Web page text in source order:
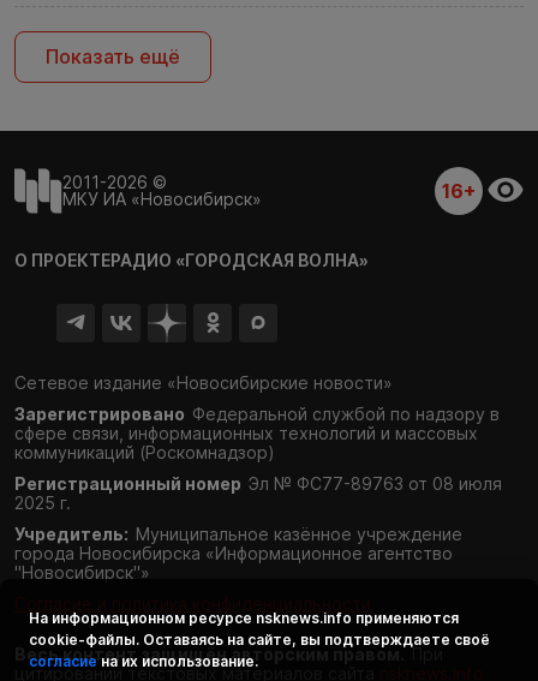
Показать ещё
2011-2026 ©
МКУ ИА «Новосибирск»
16+
О ПРОЕКТЕРАДИО «ГОРОДСКАЯ ВОЛНА»
Сетевое издание «Новосибирские новости»
Зарегистрировано Федеральной службой по надзору в
сфере связи, информационных технологий и массовых
коммуникаций (Роскомнадзор)
Регистрационный номер Эл № ФС77-89763 от 08 июля
2025 г.
Учредитель: Муниципальное казённое учреждение
города Новосибирска «Информационное агентство
"Новосибирск"»
Весь контент защищён авторским правом. При
цитировании текстовых материалов сайта
На информационном ресурсе nsknews.info применяются
cookie-файлы. Оставаясь на сайте, вы подтверждаете своё
согласие на их использование.